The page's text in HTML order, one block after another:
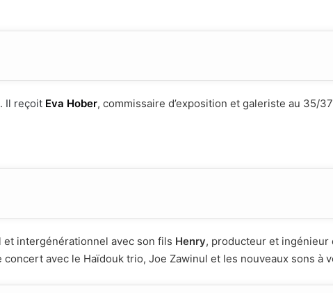
Il reçoit Eva Hober, commissaire d’exposition et galeriste au 35/
intergénérationnel avec son fils Henry, producteur et ingénieur
avec le Haïdouk trio, Joe Zawinul et les nouveaux sons à